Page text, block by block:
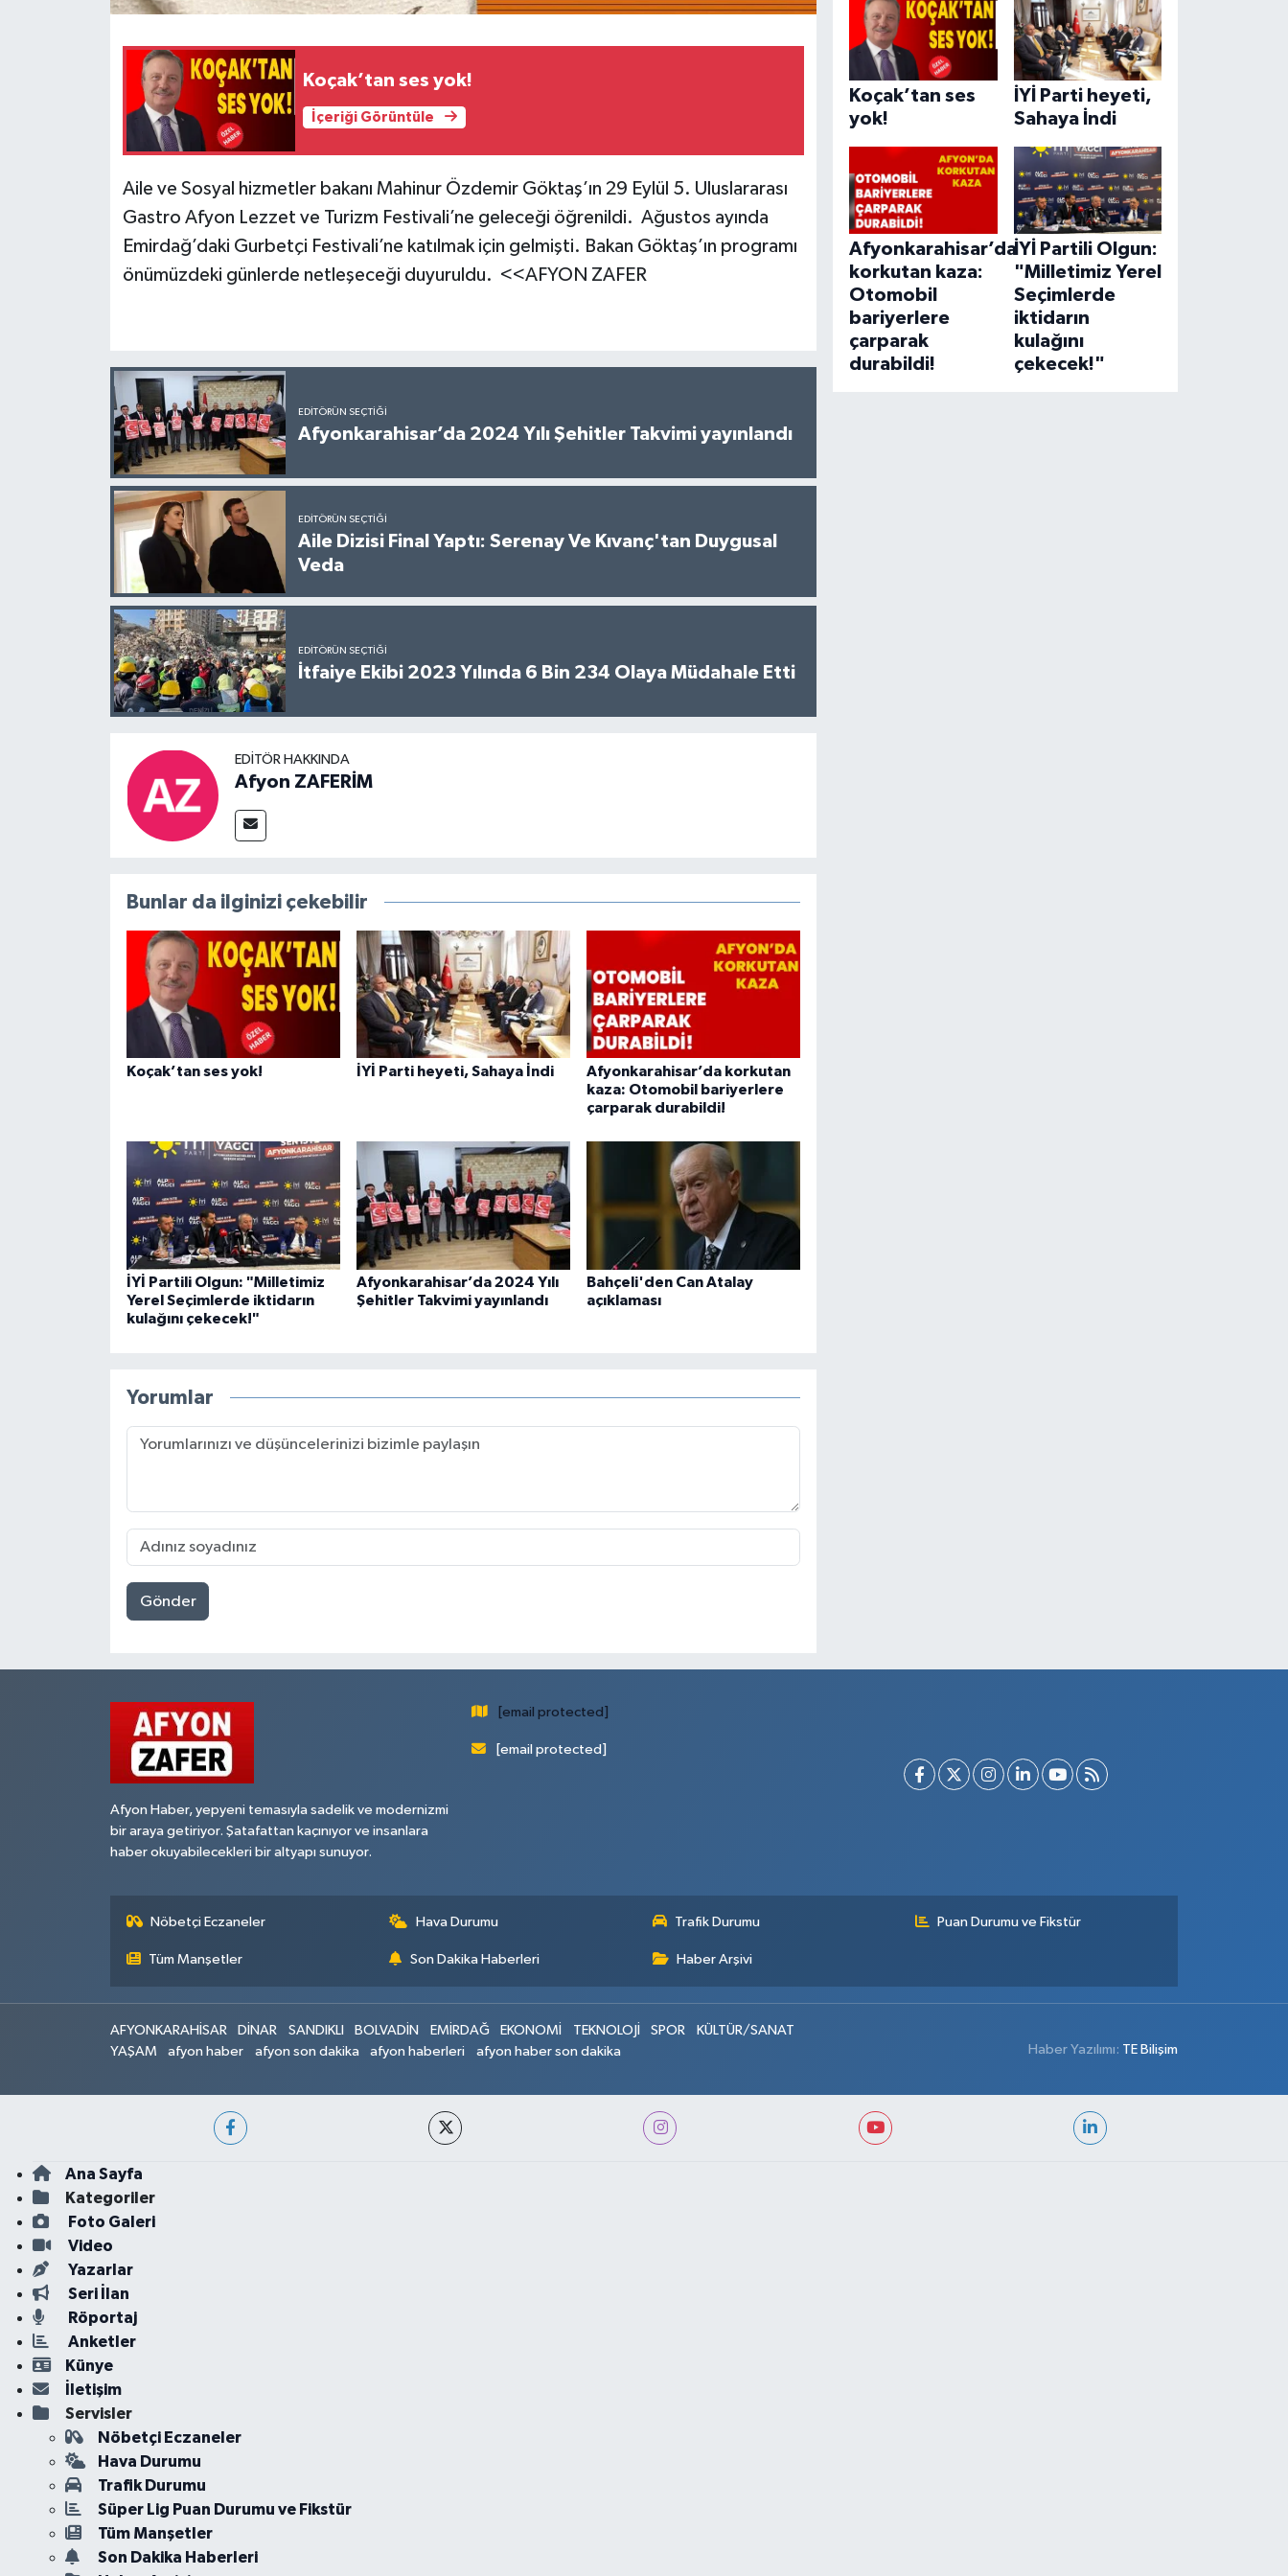
Koçak’tan ses yok!
İçeriği Görüntüle
Aile ve Sosyal hizmetler bakanı Mahinur Özdemir Göktaş’ın 29 Eylül 5. Uluslararası
Gastro Afyon Lezzet ve Turizm Festivali’ne geleceği öğrenildi. Ağustos ayında
Emirdağ’daki Gurbetçi Festivali’ne katılmak için gelmişti. Bakan Göktaş’ın programı
önümüzdeki günlerde netleşeceği duyuruldu. <<AFYON ZAFER
EDITÖRÜN SEÇTIĞI
Afyonkarahisar’da 2024 Yılı Şehitler Takvimi yayınlandı
EDITÖRÜN SEÇTIĞI
Aile Dizisi Final Yaptı: Serenay Ve Kıvanç'tan Duygusal
Veda
EDITÖRÜN SEÇTIĞI
İtfaiye Ekibi 2023 Yılında 6 Bin 234 Olaya Müdahale Etti
EDITÖR HAKKINDA
Afyon ZAFERİM
Bunlar da ilginizi çekebilir
Koçak’tan ses yok! İYİ Parti heyeti, Sahaya İndi
Afyonkarahisar’da korkutan
kaza: Otomobil bariyerlere
çarparak durabildi!
İYİ Partili Olgun: "Milletimiz
Yerel Seçimlerde iktidarın
kulağını çekecek!"
Afyonkarahisar’da 2024 Yılı
Şehitler Takvimi yayınlandı
Bahçeli'den Can Atalay
açıklaması
Yorumlar
Gönder
Koçak’tan ses
yok!
İYİ Parti heyeti,
Sahaya İndi
Afyonkarahisar’da
korkutan kaza:
Otomobil
bariyerlere
çarparak
durabildi!
İYİ Partili Olgun:
"Milletimiz Yerel
Seçimlerde
iktidarın
kulağını
çekecek!"
Afyon Haber, yepyeni temasıyla sadelik ve modernizmi
bir araya getiriyor. Şatafattan kaçınıyor ve insanlara
haber okuyabilecekleri bir altyapı sunuyor.
[email protected]
[email protected]
Nöbetçi Eczaneler Hava Durumu Trafik Durumu Puan Durumu ve Fikstür
Tüm Manşetler Son Dakika Haberleri Haber Arşivi
AFYONKARAHİSAR DİNAR SANDIKLI BOLVADİN EMİRDAĞ EKONOMİ TEKNOLOJİ SPOR
KÜLTÜR/SANAT
YAŞAM
afyon haber afyon son dakika afyon haberleri afyon haber son dakika Haber Yazılımı: TE Bilişim
Ana Sayfa
Kategoriler
Foto Galeri
Video
Yazarlar
Seri İlan
Röportaj
Anketler
Künye
İletişim
Servisler
Nöbetçi Eczaneler
Hava Durumu
Trafik Durumu
Süper Lig Puan Durumu ve Fikstür
Tüm Manşetler
Son Dakika Haberleri